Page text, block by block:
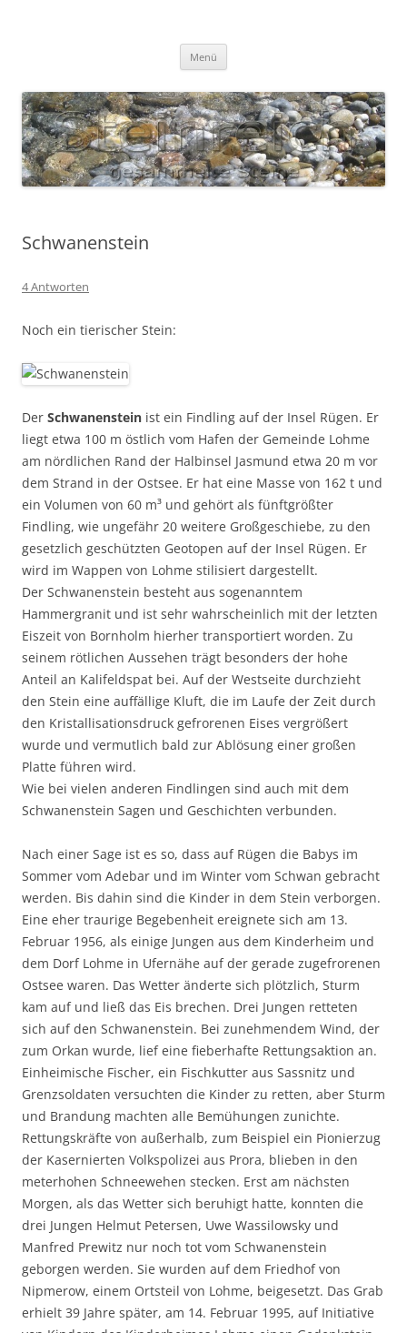
Menü
Schwanenstein
4 Antworten
Noch ein tierischer Stein:
Der Schwanenstein ist ein Findling auf der Insel Rügen. Er
liegt etwa 100 m östlich vom Hafen der Gemeinde Lohme
am nördlichen Rand der Halbinsel Jasmund etwa 20 m vor
dem Strand in der Ostsee. Er hat eine Masse von 162 t und
ein Volumen von 60 m³ und gehört als fünftgrößter
Findling, wie ungefähr 20 weitere Großgeschiebe, zu den
gesetzlich geschützten Geotopen auf der Insel Rügen. Er
wird im Wappen von Lohme stilisiert dargestellt.
Der Schwanenstein besteht aus sogenanntem
Hammergranit und ist sehr wahrscheinlich mit der letzten
Eiszeit von Bornholm hierher transportiert worden. Zu
seinem rötlichen Aussehen trägt besonders der hohe
Anteil an Kalifeldspat bei. Auf der Westseite durchzieht
den Stein eine auffällige Kluft, die im Laufe der Zeit durch
den Kristallisationsdruck gefrorenen Eises vergrößert
wurde und vermutlich bald zur Ablösung einer großen
Platte führen wird.
Wie bei vielen anderen Findlingen sind auch mit dem
Schwanenstein Sagen und Geschichten verbunden.
Nach einer Sage ist es so, dass auf Rügen die Babys im
Sommer vom Adebar und im Winter vom Schwan gebracht
werden. Bis dahin sind die Kinder in dem Stein verborgen.
Eine eher traurige Begebenheit ereignete sich am 13.
Februar 1956, als einige Jungen aus dem Kinderheim und
dem Dorf Lohme in Ufernähe auf der gerade zugefrorenen
Ostsee waren. Das Wetter änderte sich plötzlich, Sturm
kam auf und ließ das Eis brechen. Drei Jungen retteten
sich auf den Schwanenstein. Bei zunehmendem Wind, der
zum Orkan wurde, lief eine fieberhafte Rettungsaktion an.
Einheimische Fischer, ein Fischkutter aus Sassnitz und
Grenzsoldaten versuchten die Kinder zu retten, aber Sturm
und Brandung machten alle Bemühungen zunichte.
Rettungskräfte von außerhalb, zum Beispiel ein Pionierzug
der Kasernierten Volkspolizei aus Prora, blieben in den
meterhohen Schneewehen stecken. Erst am nächsten
Morgen, als das Wetter sich beruhigt hatte, konnten die
drei Jungen Helmut Petersen, Uwe Wassilowsky und
Manfred Prewitz nur noch tot vom Schwanenstein
geborgen werden. Sie wurden auf dem Friedhof von
Nipmerow, einem Ortsteil von Lohme, beigesetzt. Das Grab
erhielt 39 Jahre später, am 14. Februar 1995, auf Initiative